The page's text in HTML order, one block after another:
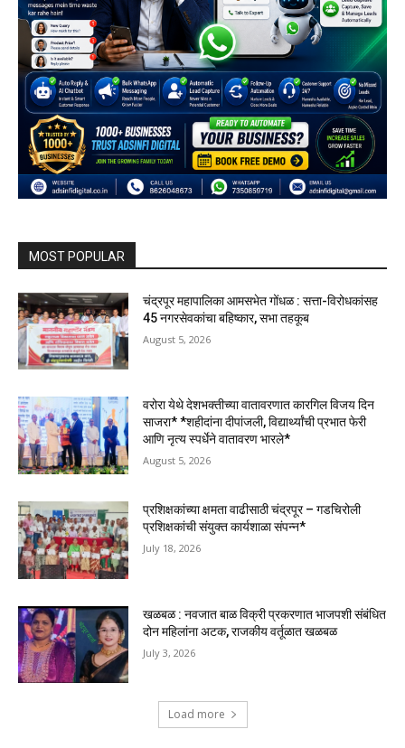
MOST POPULAR
चंद्रपूर महापालिका आमसभेत गोंधळ : सत्ता-विरोधकांसह
45 नगरसेवकांचा बहिष्कार, सभा तहकूब
August 5, 2026
वरोरा येथे देशभक्तीच्या वातावरणात कारगिल विजय दिन
साजरा* *शहीदांना दीपांजली, विद्यार्थ्यांची प्रभात फेरी
आणि नृत्य स्पर्धेने वातावरण भारले*
August 5, 2026
प्रशिक्षकांच्या क्षमता वाढीसाठी चंद्रपूर – गडचिरोली
प्रशिक्षकांची संयुक्त कार्यशाळा संपन्न*
July 18, 2026
खळबळ : नवजात बाळ विक्री प्रकरणात भाजपशी संबंधित
दोन महिलांना अटक, राजकीय वर्तूळात खळबळ
July 3, 2026
Load more